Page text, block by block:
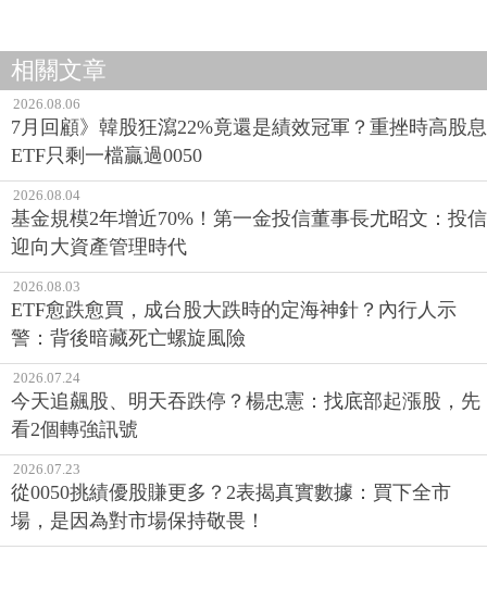
相關文章
2026.08.06
7月回顧》韓股狂瀉22%竟還是績效冠軍？重挫時高股息
ETF只剩一檔贏過0050
2026.08.04
基金規模2年增近70%！第一金投信董事長尤昭文：投信
迎向大資產管理時代
2026.08.03
ETF愈跌愈買，成台股大跌時的定海神針？內行人示
警：背後暗藏死亡螺旋風險
2026.07.24
今天追飆股、明天吞跌停？楊忠憲：找底部起漲股，先
看2個轉強訊號
2026.07.23
從0050挑績優股賺更多？2表揭真實數據：買下全市
場，是因為對市場保持敬畏！